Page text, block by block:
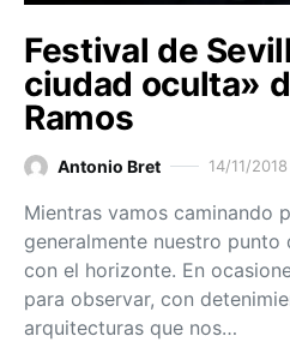
Festival de
ciudad oculta»
Ramos
Antonio Bret 14/11/2018
Mientras vamos caminando
generalmente nuestro
con el horizonte. En
para observar, con
arquitecturas que nos…